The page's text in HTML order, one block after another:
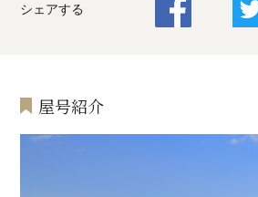
シェアする
屋号紹介